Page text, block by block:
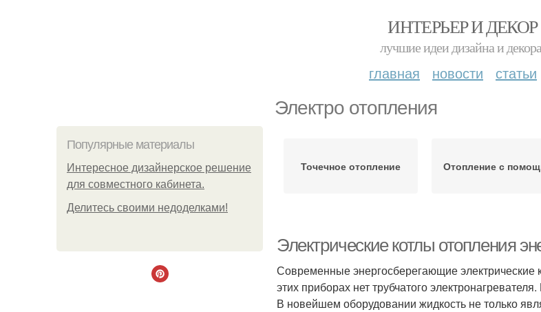
ИНТЕРЬЕР И ДЕКОР
лучшие идеи дизайна и
главная новости статьи
Электро отопления
Популярные материалы
Интересное дизайнерское решение
для совместного кабинета.
Делитесь своими недоделками!
Точечное отопление Отопление с
Электрические котлы отопления
Современные энергосберегающие электрические
этих приборах нет трубчатого
В новейшем оборудовании жидкость не только